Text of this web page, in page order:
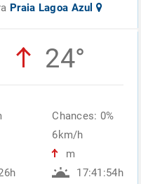
Praia Lagoa Azul
24°
Chances: 0%
6km/h
m
17:41:54h